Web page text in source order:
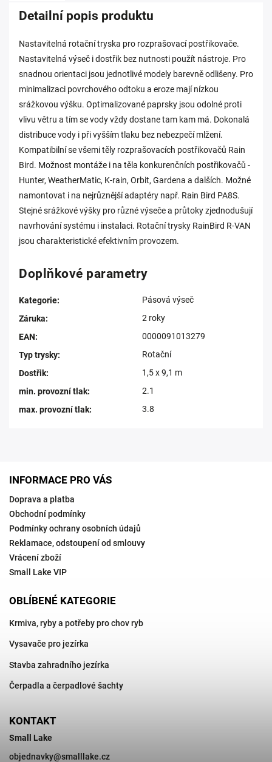
Detailní popis produktu
Nastavitelná rotační tryska pro rozprašovací postřikovače.
Nastavitelná výseč i dostřik bez nutnosti použít nástroje. Pro
snadnou orientaci jsou jednotlivé modely barevně odlišeny. Pro
minimalizaci povrchového odtoku a eroze mají nízkou
srážkovou výšku. Optimalizované paprsky jsou odolné proti
vlivu větru a tím se vody vždy dostane tam kam má. Dokonalá
distribuce vody i při vyšším tlaku bez nebezpečí mlžení.
Kompatibilní se všemi těly rozprašovacích postřikovačů Rain
Bird. Možnost montáže i na těla konkurenčních postřikovačů -
Hunter, WeatherMatic, K-rain, Orbit, Gardena a dalších. Možné
namontovat i na nejrůznější adaptéry např. Rain Bird PA8S.
Stejné srážkové výšky pro různé výseče a průtoky zjednodušují
navrhování systému i instalaci. Rotační trysky RainBird R-VAN
jsou charakteristické efektivním provozem.
Doplňkové parametry
Kategorie:
Pásová výseč
Záruka:
2 roky
EAN:
0000091013279
Typ trysky:
Rotační
Dostřik:
1,5 x 9,1 m
min. provozní tlak:
2.1
max. provozní tlak: 3.8
INFORMACE PRO VÁS
Doprava a platba
Obchodní podmínky
Podmínky ochrany osobních údajů
Reklamace, odstoupení od smlouvy
Vrácení zboží
Small Lake VIP
OBLÍBENÉ KATEGORIE
Krmiva, ryby a potřeby pro chov ryb
Vysavače pro jezírka
Stavba zahradního jezírka
Čerpadla a čerpadlové šachty
KONTAKT
Small Lake
objednavky@smalllake.cz